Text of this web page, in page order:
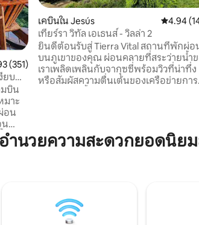
เฉลี่ย 4.93 จาก 5, 351 รีวิว
(351)
ยบ
บิน
มาะ
อน
น
ง
ของ
ถุดิบ
!
เคบินใน Jesús คะแนนเ
4.94
เทียร์รา วิทัล เอเธนส์ - วิลล่า 2
ยินดีต้อนรับสู่ Tierra Vital สถานที่พักผ่อ
บนภูเขาของคุณ ผ่อนคลายที่สระว่ายน้ำ
เราเพลิดเพลินกับจากุซซี่พร้อมวิวที่น่าทึ่ง
หรือสัมผัสความตื่นเต้นของเครือข่ายการ
เดินเล่นไปยังแม่น้ำที่สวยงามในบริเวณใก
เคียงมีชีวิตชีวาด้วยคลาสโยคะของเราหรื
ำนวยความสะดวกยอดนิย